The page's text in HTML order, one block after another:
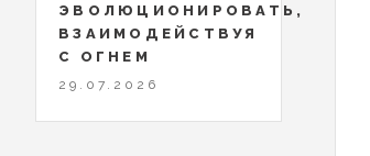
ЭВОЛЮЦИОНИРОВАТЬ,
ВЗАИМОДЕЙСТВУЯ
С ОГНЕМ
29.07.2026